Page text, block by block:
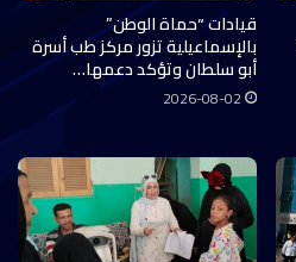
قيادات “حماة الوطن”
بالإسماعيلية تزور مركز طب أسرة
أبو سلطان وتؤكد دعمها…
2026-08-02